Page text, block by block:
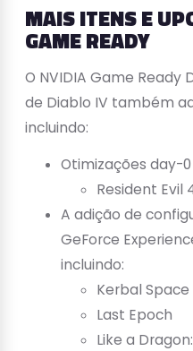
MAIS ITENS E
GAME READY
O NVIDIA Game
de Diablo IV também
incluindo:
Otimizações day-
Resident Evil
A adição de
GeForce
incluindo:
Kerbal
Last Epoch
Like a